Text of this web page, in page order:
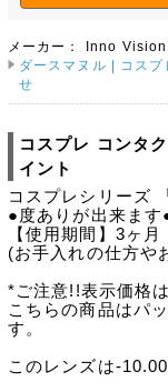
メーカー：
Inno Vision
ダースマヌル | コス
せ
コスプレ コンタ
イント
コスプレシリーズ
●度ありが出来ます
【使用期間】3ヶ月
(お手入れの仕方や
*ご注意!!表示価格
こちらの商品はパ
す。
このレンズは-10.00